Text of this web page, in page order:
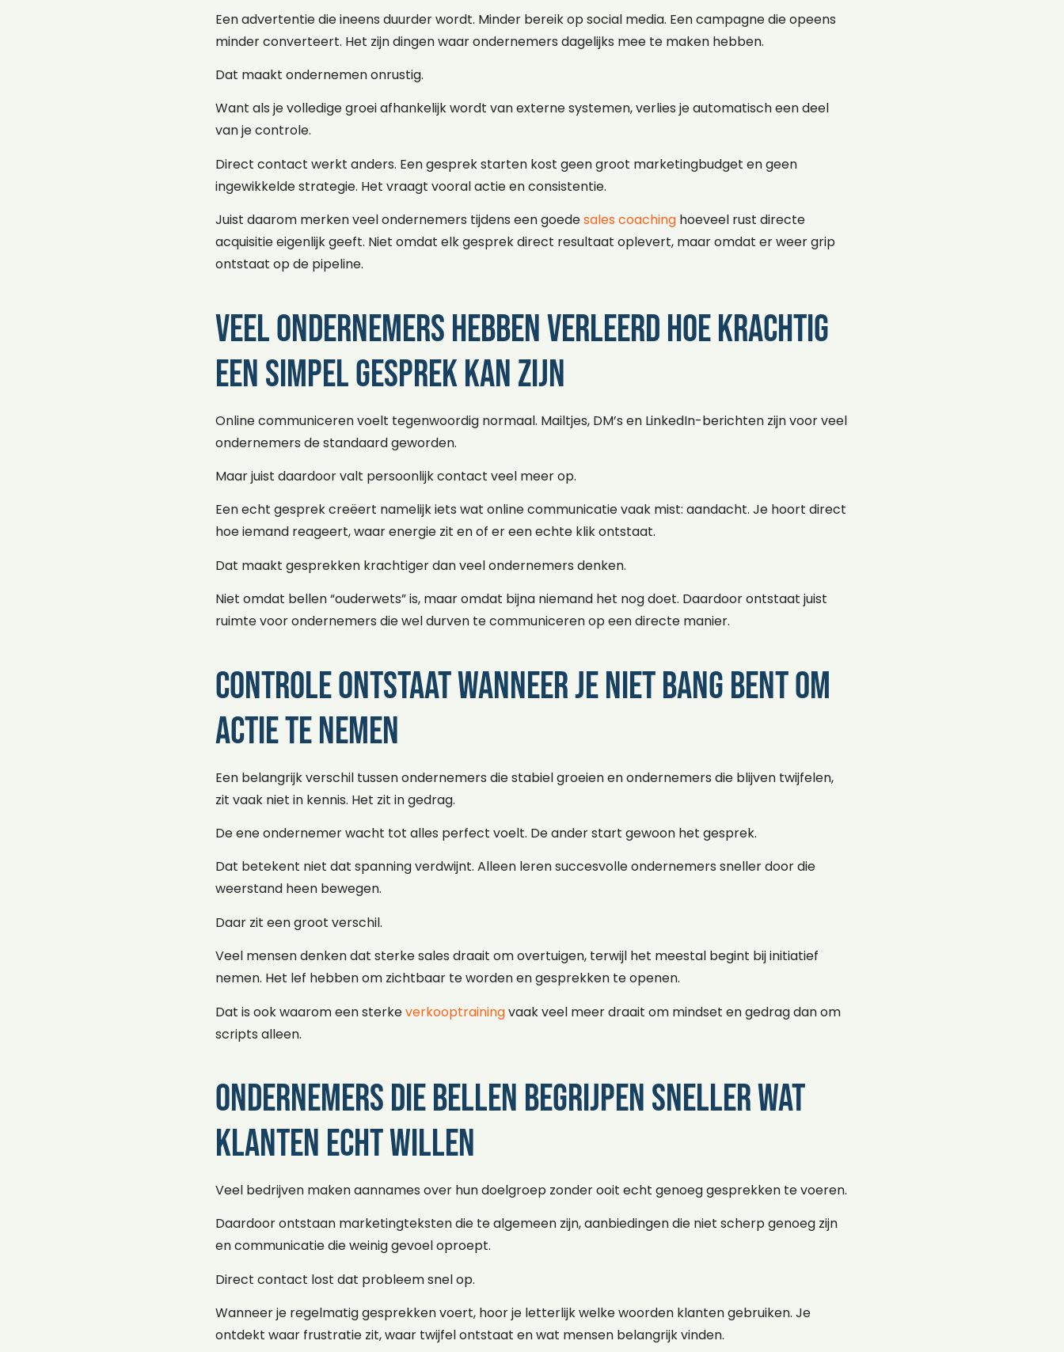
Een advertentie die ineens duurder wordt. Minder bereik op social media. Een campagne die opeens
minder converteert. Het zijn dingen waar ondernemers dagelijks mee te maken hebben.
Dat maakt ondernemen onrustig.
Want als je volledige groei afhankelijk wordt van externe systemen, verlies je automatisch een deel
van je controle.
Direct contact werkt anders. Een gesprek starten kost geen groot marketingbudget en geen
ingewikkelde strategie. Het vraagt vooral actie en consistentie.
Juist daarom merken veel ondernemers tijdens een goedesales coaching hoeveel rust directe
acquisitie eigenlijk geeft. Niet omdat elk gesprek direct resultaat oplevert, maar omdat er weer grip
ontstaat op de pipeline.
Veel ondernemers hebben verleerd hoe krachtig
een simpel gesprek kan zijn
Online communiceren voelt tegenwoordig normaal. Mailtjes, DM’s en LinkedIn-berichten zijn voor veel
ondernemers de standaard geworden.
Maar juist daardoor valt persoonlijk contact veel meer op.
Een echt gesprek creëert namelijk iets wat online communicatie vaak mist: aandacht. Je hoort direct
hoe iemand reageert, waar energie zit en of er een echte klik ontstaat.
Dat maakt gesprekken krachtiger dan veel ondernemers denken.
Niet omdat bellen “ouderwets” is, maar omdat bijna niemand het nog doet. Daardoor ontstaat juist
ruimte voor ondernemers die wel durven te communiceren op een directe manier.
Controle ontstaat wanneer je niet bang bent om
actie te nemen
Een belangrijk verschil tussen ondernemers die stabiel groeien en ondernemers die blijven twijfelen,
zit vaak niet in kennis. Het zit in gedrag.
De ene ondernemer wacht tot alles perfect voelt. De ander start gewoon het gesprek.
Dat betekent niet dat spanning verdwijnt. Alleen leren succesvolle ondernemers sneller door die
weerstand heen bewegen.
Daar zit een groot verschil.
Veel mensen denken dat sterke sales draait om overtuigen, terwijl het meestal begint bij initiatief
nemen. Het lef hebben om zichtbaar te worden en gesprekken te openen.
Dat is ook waarom een sterkeverkooptrainingvaak veel meer draait om mindset en gedrag dan om
scripts alleen.
Ondernemers die bellen begrijpen sneller wat
klanten echt willen
Veel bedrijven maken aannames over hun doelgroep zonder ooit echt genoeg gesprekken te voeren.
Daardoor ontstaan marketingteksten die te algemeen zijn, aanbiedingen die niet scherp genoeg zijn
en communicatie die weinig gevoel oproept.
Direct contact lost dat probleem snel op.
Wanneer je regelmatig gesprekken voert, hoor je letterlijk welke woorden klanten gebruiken. Je
ontdekt waar frustratie zit, waar twijfel ontstaat en wat mensen belangrijk vinden.